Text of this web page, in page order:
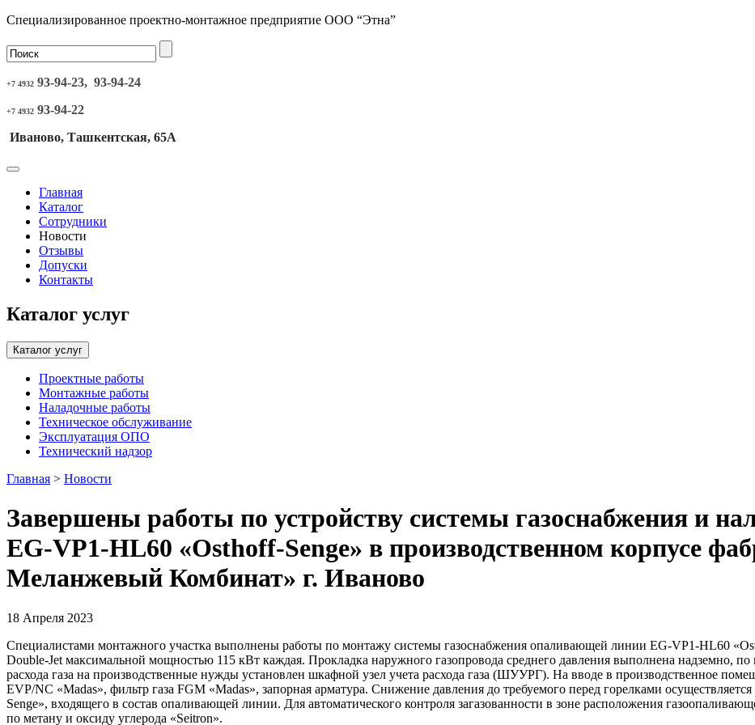
Специализированное проектно-монтажное предприятие ООО “Этна”
+7 4932 93-94-23, 93-94-24
+7 4932 93-94-22
Иваново, Ташкентская, 65А
Главная
Каталог
Сотрудники
Новости
Отзывы
Допуски
Контакты
Каталог услуг
Каталог услуг
Проектные работы
Монтажные работы
Наладочные работы
Техническое обслуживание
Эксплуатация ОПО
Технический надзор
Главная > Новости
Завершены работы по устройству системы газоснабжения и
EG-VP1-HL60 «Osthoff-Senge» в производственном корпусе
Меланжевый Комбинат» г. Иваново
18 Апреля 2023
Специалистами монтажного участка выполнены работы по монтажу системы газоснабжения опаливающей линии EG-VP1-HL60
Double-Jet максимальной мощностью 115 кВт каждая. Прокладка наружного газопровода среднего давления выполнена надземно,
расхода газа на производственные нужды установлен шкафной узел учета расхода газа (ШУУРГ). На вводе в производственное
EVP/NC «Madas», фильтр газа FGM «Madas», запорная арматура. Снижение давления до требуемого перед горелками
Senge», входящего в состав опаливающей линии. Для автоматического контроля загазованности в зоне расположения
по метану и оксиду углерода «Seitron».